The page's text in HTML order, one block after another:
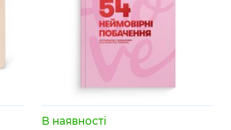
В наявності